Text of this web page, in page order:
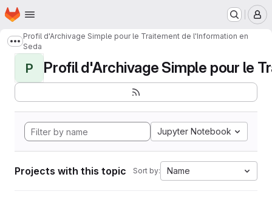
Skip to main content
Homepage
Show more breadcrumbs
Profil d'Archivage Simple pour le Traitement de l'Information en
Seda
P Profil d'Archivage Simple pour le
Jupyter Notebook
Projects with this topic Sort by: Name